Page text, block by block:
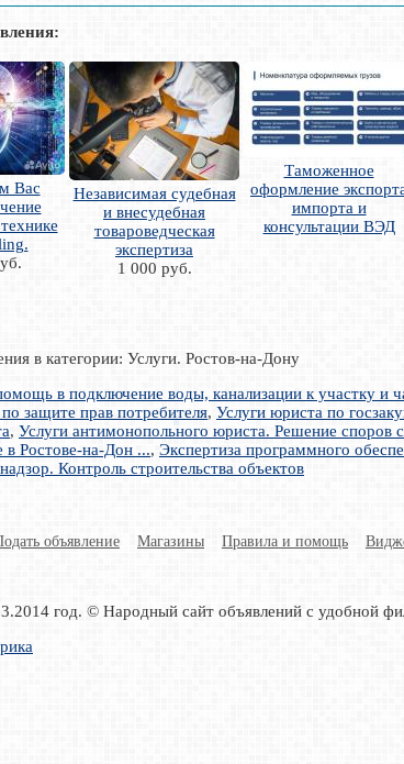
Вас
Независимая судебная
и внесудебная
товароведческая
экспертиза
1 000 руб.
Таможенное
оформление
импорта и
консультации ВЭД
в категории: Услуги. Ростов-на-Дону
в подключение воды, канализации к участку и
защите прав потребителя, Услуги юриста по
, Услуги антимонопольного юриста. Решение
в Ростове-на-Дон ..., Экспертиза программного
Контроль строительства объектов
объявление Магазины Правила и помощь
год. © Народный сайт объявлений с удобной